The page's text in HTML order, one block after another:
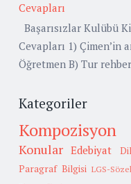
Cevapları
Başarısızlar Kulübü
Cevapları 1) Çimen’in
Öğretmen B) Tur
Kategoriler
Konular Edebiyat
Paragraf Bilgisi LGS-